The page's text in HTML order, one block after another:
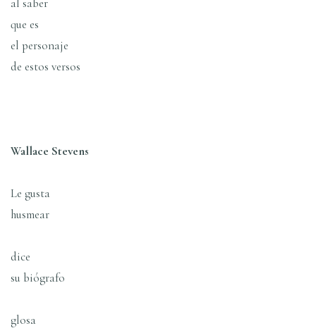
al saber
que es
el personaje
de estos versos
Wallace Stevens
Le gusta
husmear
dice
su biógrafo
glosa